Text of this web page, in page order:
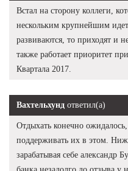
Встал на сторону коллеги,
нескольким крупнейшим
развиваются, то приходят и
также работает приоритет
Квартала 2017.
Вахтельхунд ответил(а)
Отдыхать конечно
поддерживать их в этом.
зарабатывая себе александр